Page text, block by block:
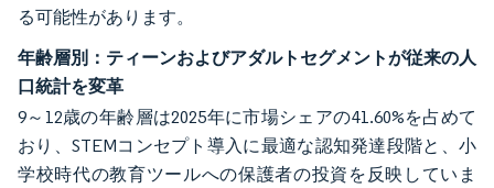
る可能性があります。
年齢層別：ティーンおよびアダルトセグメントが従来の人
口統計を変革
9～12歳の年齢層は2025年に市場シェアの41.60%を占めて
おり、STEMコンセプト導入に最適な認知発達段階と、小
学校時代の教育ツールへの保護者の投資を反映していま